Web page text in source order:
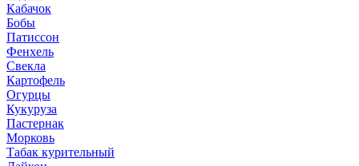
Кабачок
Бобы
Патиссон
Фенхель
Свекла
Картофель
Огурцы
Кукуруза
Пастернак
Морковь
Табак курительный